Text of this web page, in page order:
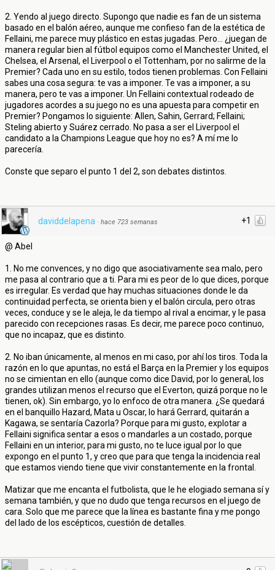
2. Yendo al juego directo. Supongo que nadie es fan de un sistema
basado en el balón aéreo, aunque me confieso fan de la estética de
Fellaini, me parece muy plástico en estas jugadas. Pero... ¿juegan de
manera regular bien al fútbol equipos como el Manchester United, el
Chelsea, el Arsenal, el Liverpool o el Tottenham, por no salirme de la
Premier? Cada uno en su estilo, todos tienen problemas. Con Fellaini
sabes una cosa segura: te vas a imponer. Te vas a imponer, a su
manera, pero te vas a imponer. Un Fellaini contextual rodeado de
jugadores acordes a su juego no es una apuesta para competir en
Premier? Pongamos lo siguiente: Allen, Sahin, Gerrard; Fellaini;
Steling abierto y Suárez cerrado. No pasa a ser el Liverpool el
candidato a la Champions League que hoy no es? A mí me lo
parecería.
Conste que separo el punto 1 del 2, son debates distintos.
+1
daviddelapena · hace 723 semanas
@ Abel
1. No me convences, y no digo que asociativamente sea malo, pero
me pasa al contrario que a ti. Para mi es peor de lo que dices, porque
es irregular. Es verdad que hay muchas situaciones donde le da
continuidad perfecta, se orienta bien y el balón circula, pero otras
veces, conduce y se le aleja, le da tiempo al rival a encimar, y le pasa
parecido con recepciones rasas. Es decir, me parece poco continuo,
que no incapaz, que es distinto.
2. No iban únicamente, al menos en mi caso, por ahí los tiros. Toda la
razón en lo que apuntas, no está el Barça en la Premier y los equipos
no se cimientan en ello (aunque como dice David, por lo general, los
grandes utilizan menos el recurso que el Everton, quizá porque no le
tienen, ok). Sin embargo, yo lo enfoco de otra manera. ¿Se quedará
en el banquillo Hazard, Mata u Oscar, lo hará Gerrard, quitarán a
Kagawa, se sentaría Cazorla? Porque para mi gusto, explotar a
Fellaini significa sentar a esos o mandarles a un costado, porque
Fellaini en un interior, para mi gusto, no te luce igual por lo que
expongo en el punto 1, y creo que para que tenga la incidencia real
que estamos viendo tiene que vivir constantemente en la frontal.
Matizar que me encanta el futbolista, que le he elogiado semana sí y
semana también, y que no dudo que tenga recursos en el juego de
cara. Solo que me parece que la línea es bastante fina y me pongo
del lado de los escépticos, cuestión de detalles.